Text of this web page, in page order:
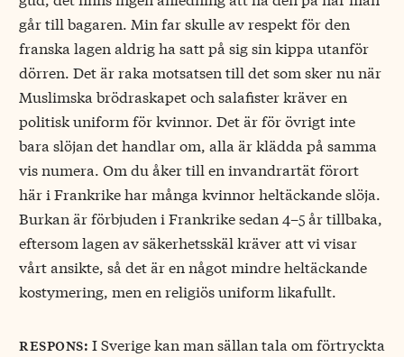
går till bagaren. Min far skulle av respekt för den
franska lagen aldrig ha satt på sig sin kippa utanför
dörren. Det är raka motsatsen till det som sker nu när
Muslimska brödraskapet och salafister kräver en
politisk uniform för kvinnor. Det är för övrigt inte
bara slöjan det handlar om, alla är klädda på samma
vis numera. Om du åker till en invandrartät förort
här i Frankrike har många kvinnor heltäckande slöja.
Burkan är förbjuden i Frankrike sedan 4–5 år tillbaka,
eftersom lagen av säkerhetsskäl kräver att vi visar
vårt ansikte, så det är en något mindre heltäckande
kostymering, men en religiös uniform likafullt.
respons: I Sverige kan man sällan tala om förtryckta